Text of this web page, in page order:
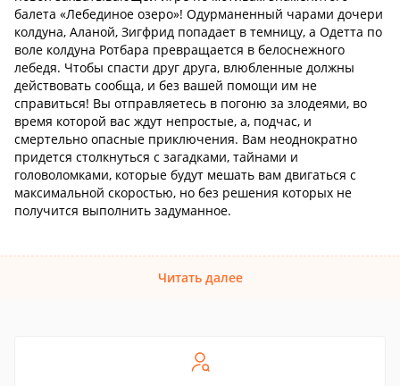
балета «Лебединое озеро»! Одурманенный чарами дочери
колдуна, Аланой, Зигфрид попадает в темницу, а Одетта по
воле колдуна Ротбара превращается в белоснежного
лебедя. Чтобы спасти друг друга, влюбленные должны
действовать сообща, и без вашей помощи им не
справиться! Вы отправляетесь в погоню за злодеями, во
время которой вас ждут непростые, а, подчас, и
смертельно опасные приключения. Вам неоднократно
придется столкнуться с загадками, тайнами и
головоломками, которые будут мешать вам двигаться с
максимальной скоростью, но без решения которых не
получится выполнить задуманное.
Читать далее